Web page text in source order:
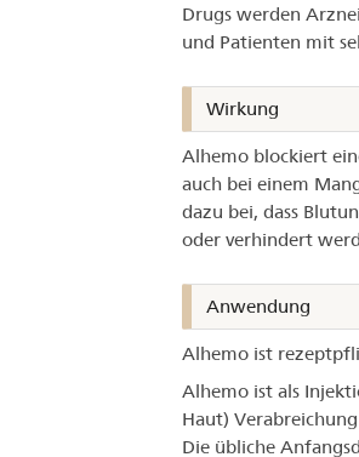
Drugs werden
und Patienten mit
Wirkung
Alhemo blockiert
auch bei einem
dazu bei, dass
oder verhindert
Anwendung
Alhemo ist
Alhemo ist als
Haut)
Die übliche